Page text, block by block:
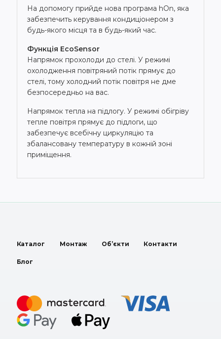
На допомогу прийде нова програма hOn, яка
забезпечить керування кондиціонером з
будь-якого місця та в будь-який час.
Функція EcoSensor
Напрямок прохолоди до стелі. У режимі
охолодження повітряний потік прямує до
стелі, тому холодний потік повітря не дме
безпосередньо на вас.
Напрямок тепла на підлогу. У режимі обігріву
тепле повітря прямує до підлоги, що
забезпечує всебічну циркуляцію та
збалансовану температуру в кожній зоні
приміщення.
Каталог Монтаж Об’єкти Контакти
Блог